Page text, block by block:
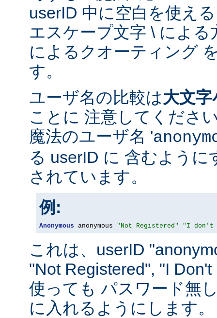
userID 中に空白を使え
エスケープ文字 \ による
によるクオーティング
す。
ユーザ名の比較は大文
ことに 注意してくださ
魔法のユーザ名 '
る userID に 含むよう
されています。
例:
Anonymous anonymous "Not Registered" "I don't
これは、userID
"Not Registered", "I
使っても パスワード無
に入れるようにします。